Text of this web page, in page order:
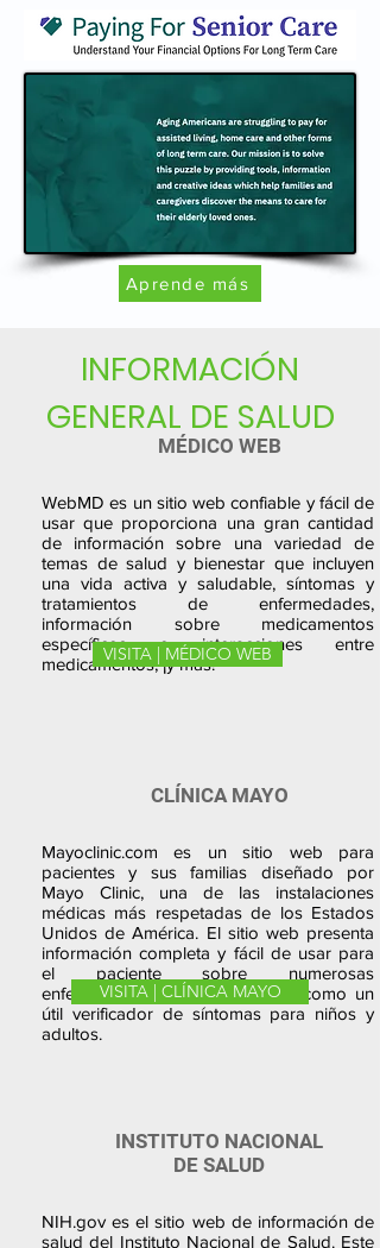
Aprende más
INFORMACIÓN
GENERAL DE SALUD
MÉDICO WEB
WebMD es un sitio web confiable y fácil de
usar que proporciona una gran cantidad
de información sobre una variedad de
temas de salud y bienestar que incluyen
una vida activa y saludable, síntomas y
tratamientos de enfermedades,
información sobre medicamentos
específicos e interacciones entre
medicamentos, ¡y más!
CLÍNICA MAYO
Mayoclinic.com es un sitio web para
pacientes y sus familias diseñado por
Mayo Clinic, una de las instalaciones
médicas más respetadas de los Estados
Unidos de América. El sitio web presenta
información completa y fácil de usar para
el paciente sobre numerosas
enfermedades y afecciones, así como un
útil verificador de síntomas para niños y
adultos.
INSTITUTO NACIONAL
DE SALUD
NIH.gov es el sitio web de información de
salud del Instituto Nacional de Salud. Este
VISITA | MÉDICO WEB
VISITA | CLÍNICA MAYO